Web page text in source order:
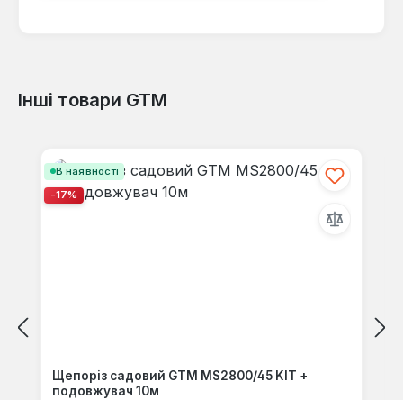
Інші товари GTM
В наявності
-17%
Щепоріз садовий GTM MS2800/45 KIT +
подовжувач 10м